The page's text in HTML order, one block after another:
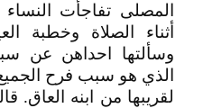
المصلى تفاجأت
أثناء الصلاة وخطبة
وسألتها احداهن عن
الذي هو سبب فرح
لقريبها من ابنه العاق.